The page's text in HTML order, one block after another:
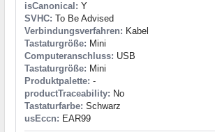
isCanonical: Y
SVHC: To Be Advised
Verbindungsverfahren: Kabel
Tastaturgröße: Mini
Computeranschluss: USB
Tastaturgröße: Mini
Produktpalette: -
productTraceability: No
Tastaturfarbe: Schwarz
usEccn: EAR99